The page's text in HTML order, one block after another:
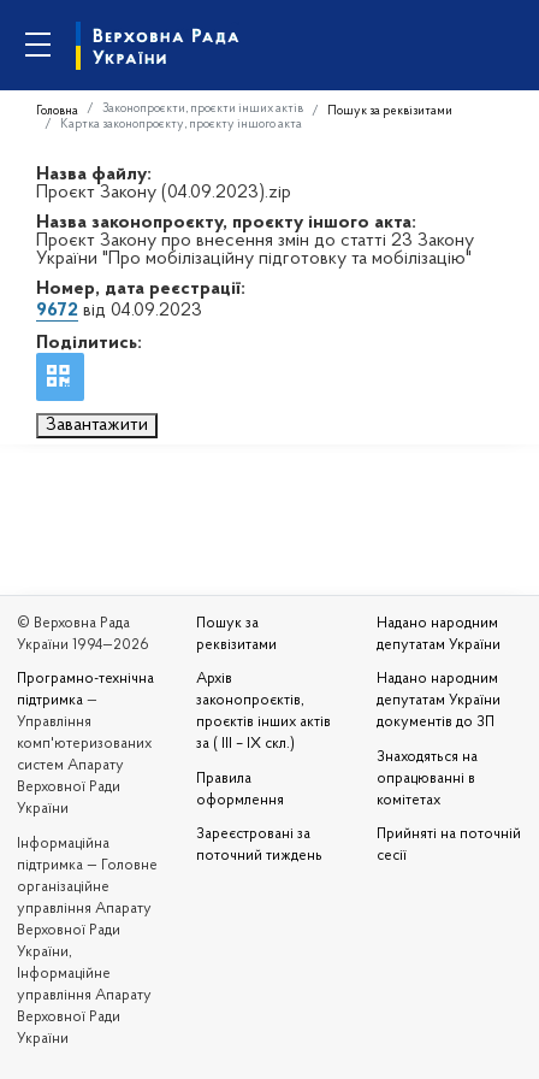
Головна Законопроєкти, проєкти інших актів
Пошук за реквізитами
Картка законопроєкту, проєкту іншого акта
Назва файлу:
Проєкт Закону (04.09.2023).zip
Назва законопроєкту, проєкту іншого акта:
Проєкт Закону про внесення змін до статті 23 Закону
України "Про мобілізаційну підготовку та мобілізацію"
Номер, дата реєстрації:
9672 від 04.09.2023
Поділитись:
Завантажити
© Верховна Рада
України 1994—2026
Програмно-технічна
підтримка —
Управління
комп'ютеризованих
систем Апарату
Верховної Ради
України
Iнформаційна
підтримка — Головне
організаційне
управління Апарату
Верховної Ради
України,
Інформаційне
управління Апарату
Верховної Ради
України
Пошук за
реквізитами
Архів
законопроєктів,
проєктів інших актів
за ( III – IX скл.)
Правила
оформлення
Зареєстровані за
поточний тиждень
Надано народним
депутатам України
Надано народним
депутатам України
документів до ЗП
Знаходяться на
опрацюванні в
комітетах
Прийняті на поточній
сесії